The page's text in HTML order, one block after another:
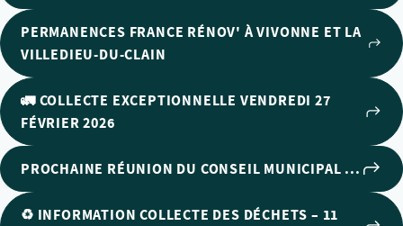
PERMANENCES FRANCE RÉNOV' À VIVONNE ET LA
VILLEDIEU-DU-CLAIN
🚛 COLLECTE EXCEPTIONNELLE VENDREDI 27
FÉVRIER 2026
PROCHAINE RÉUNION DU CONSEIL MUNICIPAL ...
♻️ INFORMATION COLLECTE DES DÉCHETS – 11